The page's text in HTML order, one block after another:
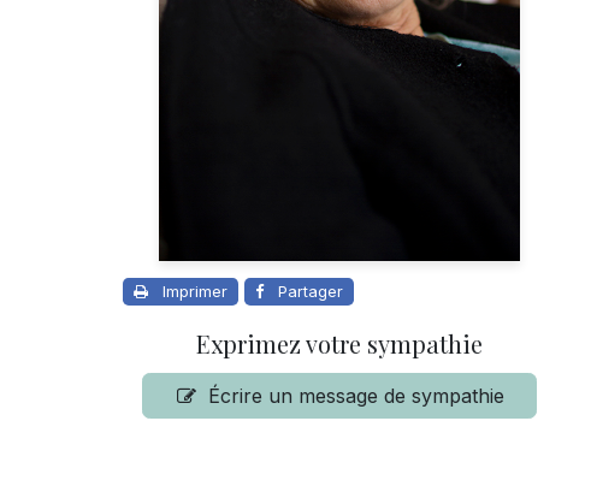
Imprimer Partager
Exprimez votre sympathie
Écrire un message de sympathie